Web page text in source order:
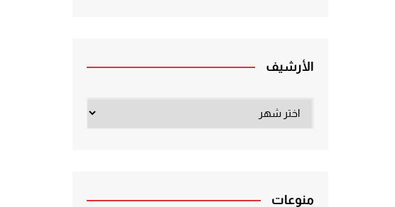
الأرشيف
منوعات